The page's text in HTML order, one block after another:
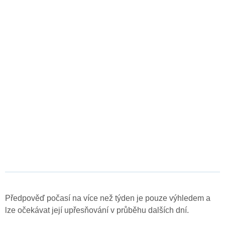
Předpověď počasí na více než týden je pouze výhledem a
lze očekávat její upřesňování v průběhu dalších dní.